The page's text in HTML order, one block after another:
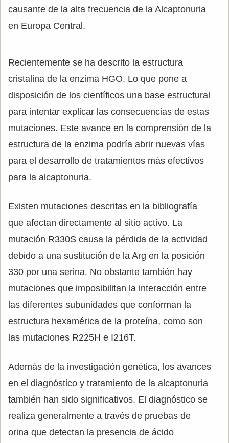
causante de la alta frecuencia de la Alcaptonuria
en Europa Central.
Recientemente se ha descrito la estructura
cristalina de la enzima HGO. Lo que pone a
disposición de los científicos una base estructural
para intentar explicar las consecuencias de estas
mutaciones. Este avance en la comprensión de la
estructura de la enzima podría abrir nuevas vías
para el desarrollo de tratamientos más efectivos
para la alcaptonuria.
Existen mutaciones descritas en la bibliografía
que afectan directamente al sitio activo. La
mutación R330S causa la pérdida de la actividad
debido a una sustitución de la Arg en la posición
330 por una serina. No obstante también hay
mutaciones que imposibilitan la interacción entre
las diferentes subunidades que conforman la
estructura hexamérica de la proteína, como son
las mutaciones R225H e I216T.
Además de la investigación genética, los avances
en el diagnóstico y tratamiento de la alcaptonuria
también han sido significativos. El diagnóstico se
realiza generalmente a través de pruebas de
orina que detectan la presencia de ácido